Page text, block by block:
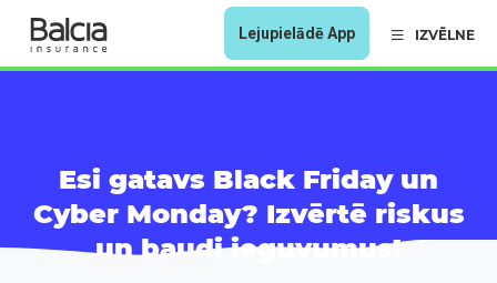
Lejupielādē App IZVĒLNE
Esi gatavs Black Friday un
Cyber Monday? Izvērtē riskus
un baudi ieguvumus!